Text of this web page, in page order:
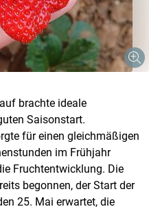
brachte ideale
Saisonstart.
für einen gleichmäßigen
im Frühjahr
Fruchtentwicklung. Die
begonnen, der Start der
25. Mai erwartet, die